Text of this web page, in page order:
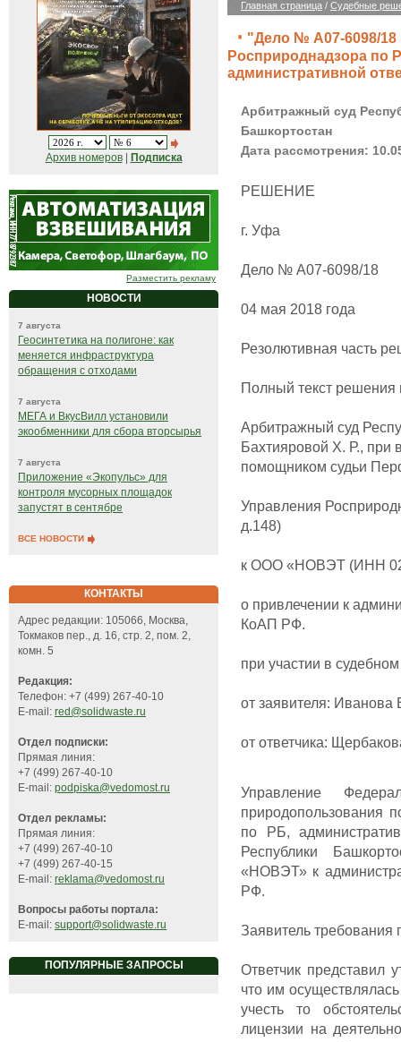
Архив номеров| Подписка
Разместить рекламу
НОВОСТИ
7 августа
Геосинтетика на полигоне: как
меняется инфраструктура
обращения с отходами
7 августа
МЕГА и ВкусВилл установили
экообменники для сбора вторсырья
7 августа
Приложение «Экопульс» для
контроля мусорных площадок
запустят в сентябре
ВСЕ НОВОСТИ
КОНТАКТЫ
Адрес редакции: 105066, Москва,
Токмаков пер., д. 16, стр. 2, пом. 2,
комн. 5
Редакция:
Телефон: +7 (499) 267-40-10
E-mail: red@solidwaste.ru
Отдел подписки:
Прямая линия:
+7 (499) 267-40-10
E-mail: podpiska@vedomost.ru
Отдел рекламы:
Прямая линия:
+7 (499) 267-40-10
+7 (499) 267-40-15
E-mail: reklama@vedomost.ru
Вопросы работы портала:
E-mail: support@solidwaste.ru
ПОПУЛЯРНЫЕ ЗАПРОСЫ
Главная страница / Судебные
"Дело № А07-6098/18
Росприроднадзора по
административной
Арбитражный суд
Башкортостан
Дата рассмотрения:
РЕШЕНИЕ
г. Уфа
Дело № А07-6098/18
04 мая 2018 года
Резолютивная часть
Полный текст решения
Арбитражный суд
Бахтияровой Х. Р., при
помощником судьи
Управления
д.148)
к ООО «НОВЭТ (ИНН
о привлечении к
КоАП РФ.
при участии в
от заявителя:
от ответчика:
Управление
природопользования
по РБ,
Республики
«НОВЭТ» к
РФ.
Заявитель требования
Ответчик представил
что им
учесть то
лицензии на